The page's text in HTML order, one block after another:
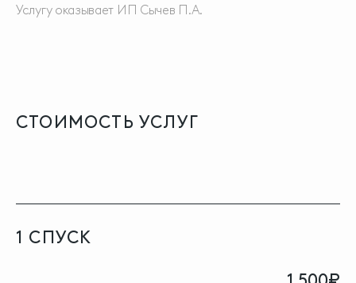
Услугу оказывает ИП Сычев П.А.
СТОИМОСТЬ УСЛУГ
1 СПУСК